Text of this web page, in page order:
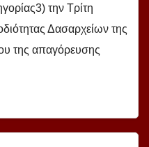
την Τρίτη
Δασαρχείων της
της απαγόρευσης